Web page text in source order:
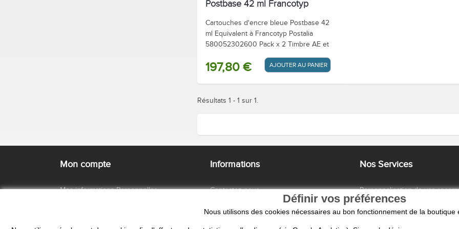
Postbase 42 ml Francotyp
Cartouches d'encre bleue Postbase 42
ml Equivalent à Francotyp Postalia
580052302600 Pack x 2 Timbre AE et
197,80 € AJOUTER AU PANIER / DEVIS
Résultats 1 - 1 sur 1.
Mon compte
Mes informations Personnelles
Mes devis
Informations
Contactez-nous
Vos Questions
Conditions Générales de vente
Nos Services
Personnalisation de vos
Paiement
Livraison
Définir vos préférences
Nous utilisons des cookies nécessaires au bon fonctionnement de la boutique